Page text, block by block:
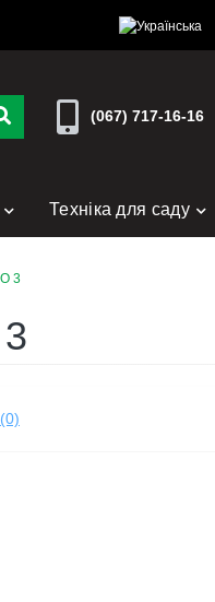
(067) 717-16-16
Техніка для саду
3
(0)